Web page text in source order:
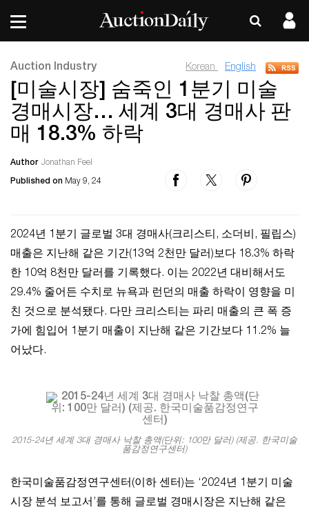
Auction Industry Korean English
[미술시장] 숨죽인 1분기 미술
경매시장… 세계 3대 경매사 판
매 18.3% 하락
Author Jonathan Feel
Published on May 9, 24
2024년 1분기 글로벌 3대 경매사(크리스티, 소더비, 필립스)
매출은 지난해 같은 기간(13억 2천만 달러)보다 18.3% 하락
한 10억 8천만 달러를 기록했다. 이는 2022년 대비해서도
29.4% 줄어든 수치로 뉴욕과 런던의 매출 하락이 영향을 미
친 것으로 분석됐다. 다만 크리스티는 파리 매출의 큰 폭 증
가에 힘입어 1분기 매출이 지난해 같은 기간보다 11.2% 늘
어났다.
2015-24년 세계 3대 경매사 낙찰 총액(단위: 100만 달러) (제공. 한국미술
품감정연구센터)
한국미술품감정연구센터(이하 센터)는 ‘2024년 1분기 미술
시장 분석 보고서’를 통해 글로벌 경매시장은 지난해 같은